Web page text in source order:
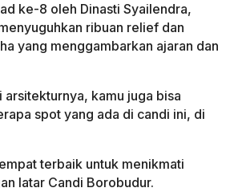
ke-8 oleh Dinasti Syailendra,
ribuan relief dan
yang menggambarkan ajaran dan
arsitekturnya, kamu juga bisa
spot yang ada di candi ini, di
terbaik untuk menikmati
latar Candi Borobudur.